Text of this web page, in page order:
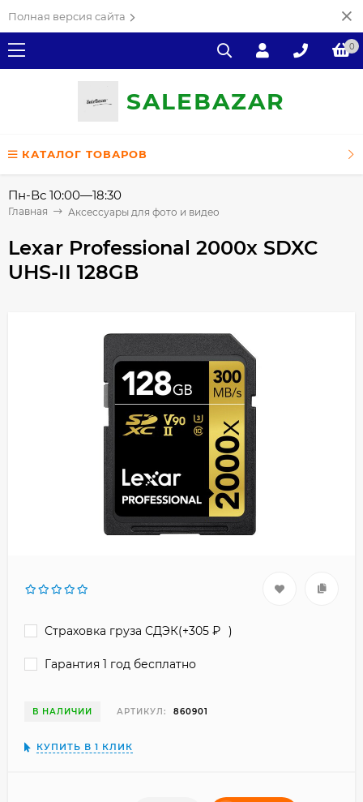
Полная версия сайта
0
SALEВAZAR
КАТАЛОГ ТОВАРОВ
Пн-Вс 10:00—18:30
Главная Аксессуары для фото и видео
Lexar Professional 2000x SDXC
UHS-II 128GB
Страховка груза СДЭК(+305 )
Гарантия 1 год бесплатно
В НАЛИЧИИ АРТИКУЛ: 860901
КУПИТЬ В 1 КЛИК